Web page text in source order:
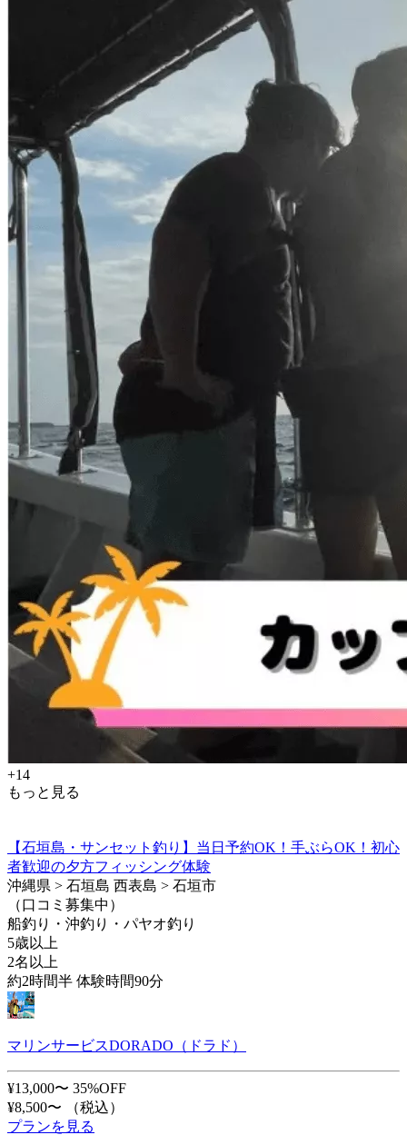
+14
もっと見る
【石垣島・サンセット釣り】当日予約OK！手ぶらOK！初心
者歓迎の夕方フィッシング体験
沖縄県 > 石垣島 西表島 > 石垣市
（口コミ募集中）
船釣り・沖釣り・パヤオ釣り
5歳以上
2名以上
約2時間半 体験時間90分
マリンサービスDORADO（ドラド）
¥13,000〜 35%OFF
¥8,500〜
（税込）
プランを見る